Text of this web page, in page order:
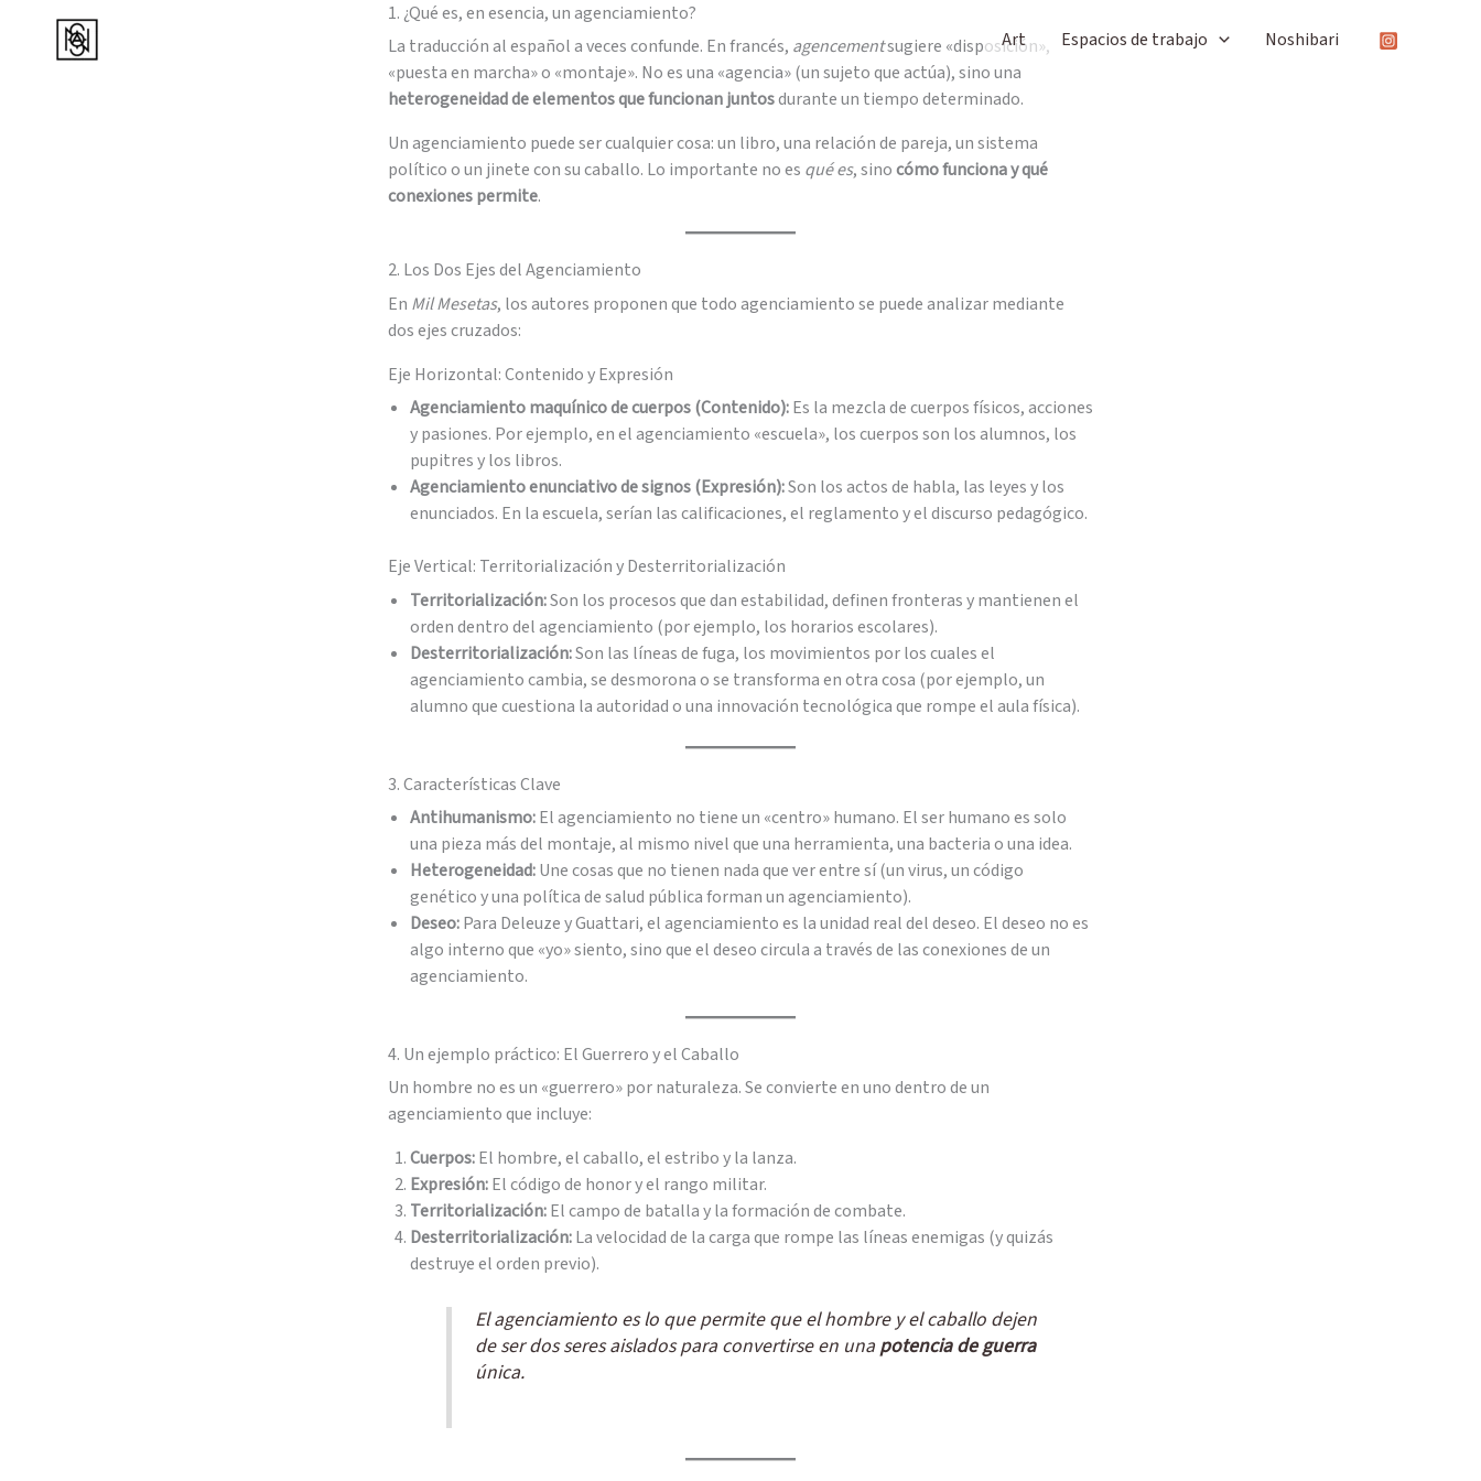
contenido
Art Espacios de trabajo Noshibari
1. ¿Qué es, en esencia, un agenciamiento?
La traducción al español a veces confunde. En francés, agencementsugiere «disposición»,
«puesta en marcha» o «montaje». No es una «agencia» (un sujeto que actúa), sino una
heterogeneidad de elementos que funcionan juntosdurante un tiempo determinado.
Un agenciamiento puede ser cualquier cosa: un libro, una relación de pareja, un sistema
político o un jinete con su caballo. Lo importante no es qué es, sinocómo funciona y qué
conexiones permite.
2. Los Dos Ejes del Agenciamiento
En Mil Mesetas, los autores proponen que todo agenciamiento se puede analizar mediante
dos ejes cruzados:
Eje Horizontal: Contenido y Expresión
Agenciamiento maquínico de cuerpos (Contenido):Es la mezcla de cuerpos físicos, acciones
y pasiones. Por ejemplo, en el agenciamiento «escuela», los cuerpos son los alumnos, los
pupitres y los libros.
Agenciamiento enunciativo de signos (Expresión):Son los actos de habla, las leyes y los
enunciados. En la escuela, serían las calificaciones, el reglamento y el discurso pedagógico.
Eje Vertical: Territorialización y Desterritorialización
Territorialización:Son los procesos que dan estabilidad, definen fronteras y mantienen el
orden dentro del agenciamiento (por ejemplo, los horarios escolares).
Desterritorialización:Son las líneas de fuga, los movimientos por los cuales el
agenciamiento cambia, se desmorona o se transforma en otra cosa (por ejemplo, un
alumno que cuestiona la autoridad o una innovación tecnológica que rompe el aula física).
3. Características Clave
Antihumanismo:El agenciamiento no tiene un «centro» humano. El ser humano es solo
una pieza más del montaje, al mismo nivel que una herramienta, una bacteria o una idea.
Heterogeneidad:Une cosas que no tienen nada que ver entre sí (un virus, un código
genético y una política de salud pública forman un agenciamiento).
Deseo:Para Deleuze y Guattari, el agenciamiento es la unidad real del deseo. El deseo no es
algo interno que «yo» siento, sino que el deseo circula a través de las conexiones de un
agenciamiento.
4. Un ejemplo práctico: El Guerrero y el Caballo
Un hombre no es un «guerrero» por naturaleza. Se convierte en uno dentro de un
agenciamiento que incluye:
Cuerpos:El hombre, el caballo, el estribo y la lanza.
Expresión:El código de honor y el rango militar.
Territorialización:El campo de batalla y la formación de combate.
Desterritorialización:La velocidad de la carga que rompe las líneas enemigas (y quizás
destruye el orden previo).
El agenciamiento es lo que permite que el hombre y el caballo dejen
de ser dos seres aislados para convertirse en una potencia de guerra
única.